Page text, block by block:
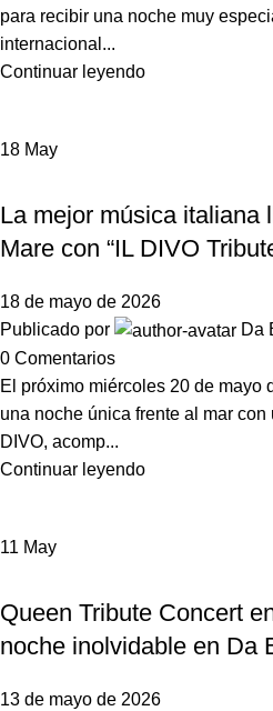
para recibir una noche muy
internacional...
Continuar leyendo
18 May
La mejor música italiana
Mare con “IL DIVO
18 de mayo de 2026
Publicado por
Da
0 Comentarios
El próximo miércoles 20 de mayo
una noche única frente al mar
DIVO, acomp...
Continuar leyendo
11 May
Queen Tribute Concert
noche inolvidable en Da
13 de mayo de 2026